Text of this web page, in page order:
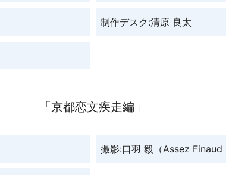
制作デスク:清原 良太
「京都恋文疾走編」
撮影:口羽 毅（Assez Finaud